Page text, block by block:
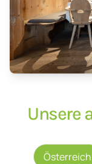
Unsere
Österreich